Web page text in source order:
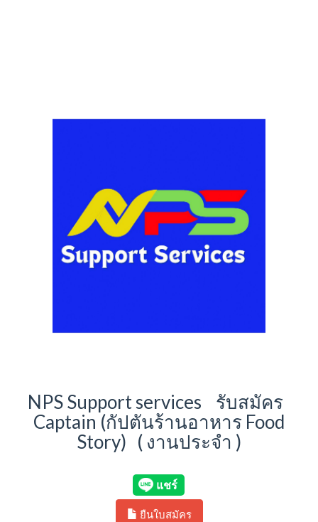
NPS Support services รับสมัคร
Captain (กัปตันร้านอาหาร Food
Story) ( งานประจำ )
ยืนใบสมัคร